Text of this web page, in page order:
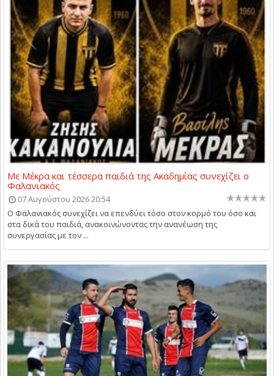
Με Μέκρα και τέσσερα παιδιά της Ακαδημίας συνεχίζει ο
Φαλανιακός
07 Αυγούστου 2026 20:54
Ο Φαλανιακός συνεχίζει να επενδύει τόσο στον κορμό του όσο και
στα δικά του παιδιά, ανακοινώνοντας την ανανέωση της
συνεργασίας με τον ...